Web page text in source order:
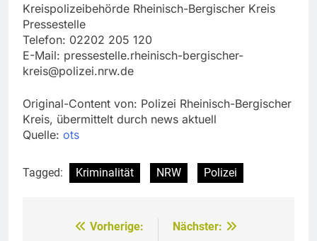
Kreispolizeibehörde Rheinisch-Bergischer Kreis
Pressestelle
Telefon: 02202 205 120
E-Mail: pressestelle.rheinisch-bergischer-
kreis@polizei.nrw.de
Original-Content von: Polizei Rheinisch-Bergischer
Kreis, übermittelt durch news aktuell
Quelle: ots
Tagged: Kriminalität NRW Polizei
Beitragsnavigation
Vorherige:
Nächster: